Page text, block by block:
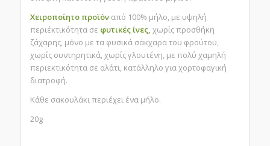
Χειροποίητοπροϊόν από 100% μήλο, με υψηλή
περιέκτικότητα σε φυτικές ίνες, χωρίς προσθήκη
ζάχαρης, μόνο με τα φυσικά σάκχαρα του φρούτου,
χωρίς συντηρητικά, χωρίς γλουτένη, με πολύ χαμηλή
περιεκτικότητα σε αλάτι, κατάλληλο για χορτοφαγική
διατροφή.
Κάθε σακουλάκι περιέχει ένα μήλο.
20g